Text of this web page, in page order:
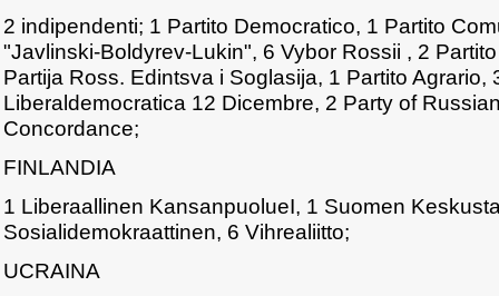
2 indipendenti; 1 Partito Democratico, 1 Partito
"Javlinski-Boldyrev-Lukin", 6 Vybor Rossii , 2
Partija Ross. Edintsva i Soglasija, 1 Partito Agrario,
Liberaldemocratica 12 Dicembre, 2 Party of
Concordance;
FINLANDIA
1 Liberaallinen KansanpuolueI, 1 Suomen
Sosialidemokraattinen, 6 Vihrealiitto;
UCRAINA